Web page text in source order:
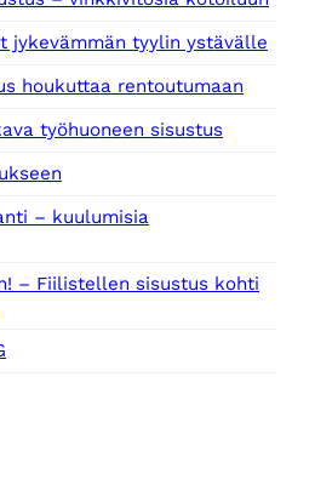
jykevämmän tyylin ystävälle
houkuttaa rentoutumaan
työhuoneen sisustus
– kuulumisia
– Fiilistellen sisustus kohti